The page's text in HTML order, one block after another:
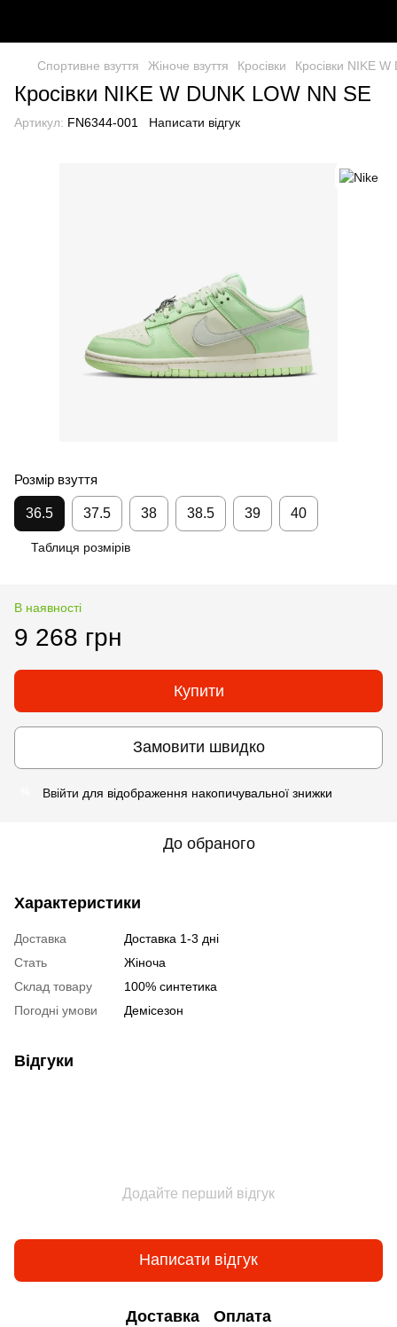
Спортивне взуття Жіноче взуття Кросівки Кросівки NIKE
Кросівки NIKE W DUNK LOW NN SE
Артикул: FN6344-001 Написати відгук
Розмір взуття
36.5 37.5 38 38.5 39 40
Таблиця розмірів
В наявності
9 268 грн
Купити
Замовити швидко
Ввійти для відображення накопичувальної знижки
До обраного
Характеристики
Доставка
Доставка 1-3 дні
Стать
Жіноча
Склад товару
100% синтетика
Погодні умови
Демісезон
Відгуки
Додайте перший відгук
Написати відгук
Доставка Оплата